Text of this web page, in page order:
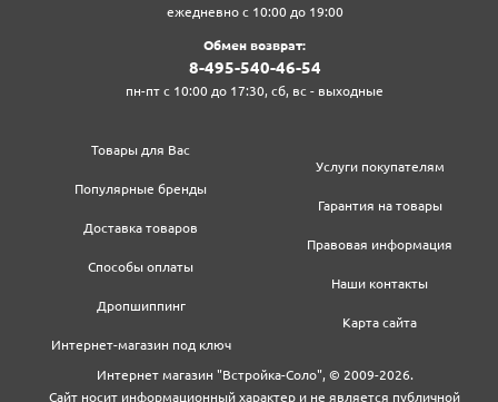
ежедневно с 10:00 до 19:00
Обмен возврат:
8‍-4‍9‍5‍-5‍4‍0‍-4‍6‍-5‍4‍
пн-пт с 10:00 до 17:30, сб, вс - выходные
Товары для Вас
Популярные бренды
Доставка товаров
Способы оплаты
Дропшиппинг
Интернет-магазин под ключ
Услуги покупателям
Гарантия на товары
Правовая информация
Наши контакты
Карта сайта
Интернет магазин "Встройка-Соло", © 2009-2026.
Сайт носит информационный характер и не является публичной